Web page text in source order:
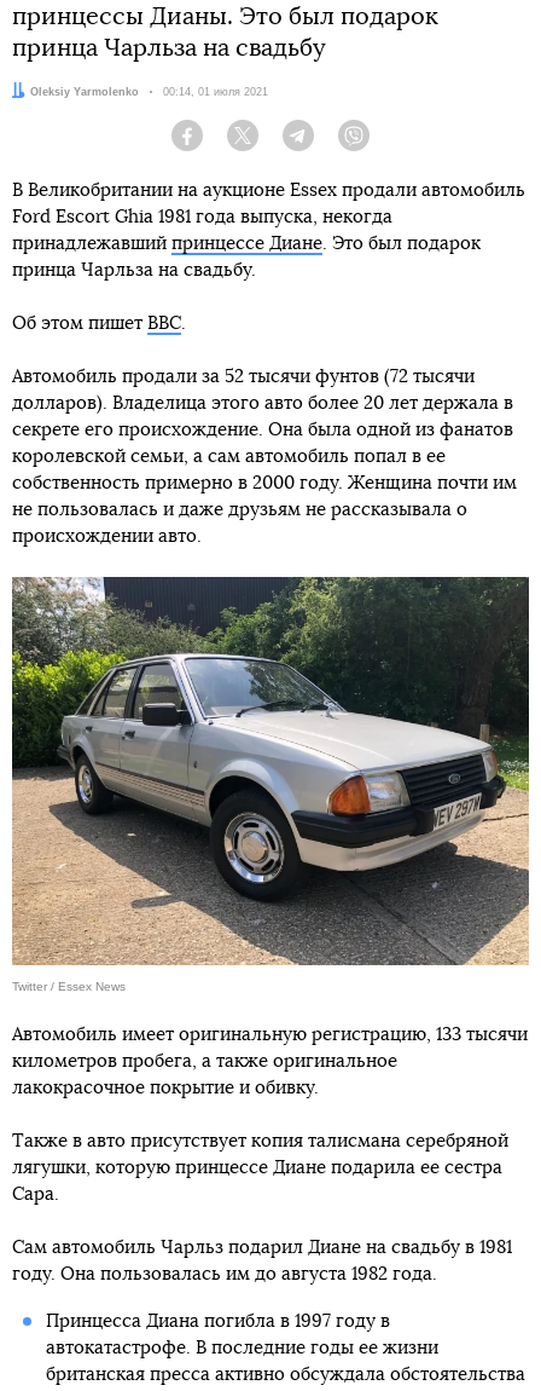
принцессы Дианы. Это был подарок
принца Чарльза на свадьбу
Автор:
Oleksiy Yarmolenko Дата:
00:14, 01 июля 2021
Facebook Twitter Telegram
В Великобритании на аукционе Essex продали автомобиль
Ford Escort Ghia 1981 года выпуска, некогда
принадлежавший принцессе Диане. Это был подарок
принца Чарльза на свадьбу.
Об этом пишет BBC.
Автомобиль продали за 52 тысячи фунтов (72 тысячи
долларов). Владелица этого авто более 20 лет держала в
секрете его происхождение. Она была одной из фанатов
королевской семьи, а сам автомобиль попал в ее
собственность примерно в 2000 году. Женщина почти им
не пользовалась и даже друзьям не рассказывала о
происхождении авто.
Twitter / Essex News
Автомобиль имеет оригинальную регистрацию, 133 тысячи
километров пробега, а также оригинальное
лакокрасочное покрытие и обивку.
Также в авто присутствует копия талисмана серебряной
лягушки, которую принцессе Диане подарила ее сестра
Сара.
Сам автомобиль Чарльз подарил Диане на свадьбу в 1981
году. Она пользовалась им до августа 1982 года.
Принцесса Диана погибла в 1997 году в
автокатастрофе. В последние годы ее жизни
британская пресса активно обсуждала обстоятельства